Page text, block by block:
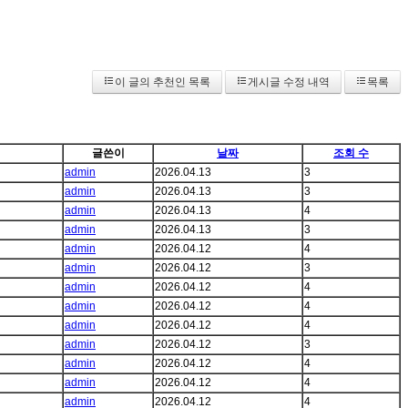
이 글의 추천인 목록 게시글 수정 내역 목록
글쓴이 날짜
조회 수
admin
2026.04.13
3
admin
2026.04.13
3
admin
2026.04.13
4
admin
2026.04.13
3
admin
2026.04.12
4
admin
2026.04.12
3
admin
2026.04.12
4
admin
2026.04.12
4
admin
2026.04.12
4
admin
2026.04.12
3
admin
2026.04.12
4
admin
2026.04.12
4
admin
2026.04.12 4